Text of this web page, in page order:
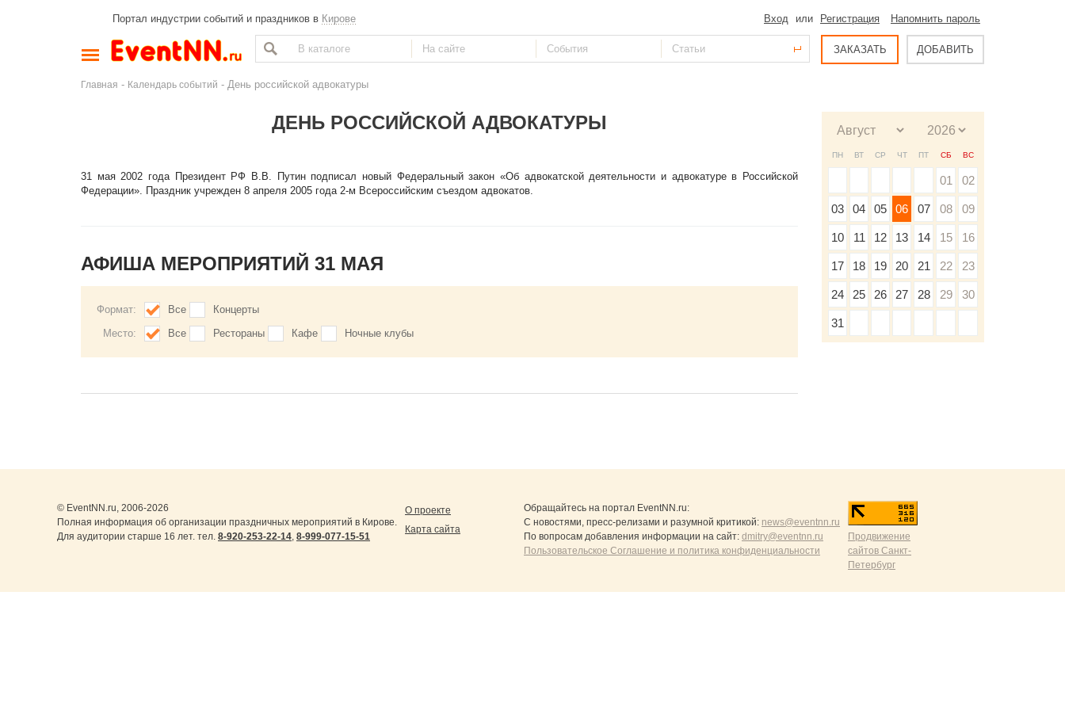
Портал индустрии событий и праздников в Кирове Вход или Регистрация Напомнить пароль
ЗАКАЗАТЬ ДОБАВИТЬ
Главная - Календарь событий - День российской адвокатуры
ДЕНЬ РОССИЙСКОЙ АДВОКАТУРЫ
31 мая 2002 года Президент РФ В.В. Путин подписал новый Федеральный закон «Об адвокатской деятельности и адвокатуре в Российской
Федерации». Праздник учрежден 8 апреля 2005 года 2-м Всероссийским съездом адвокатов.
АФИША МЕРОПРИЯТИЙ 31 МАЯ
Формат: Все
Концерты
Место:
Все Рестораны Кафе Ночные клубы
ПН ВТ СР ЧТ ПТ СБ ВС
01 02
03 04 05 06 07 08 09
10 11 12 13 14 15 16
17 18 19 20 21 22 23
24 25 26 27 28 29 30
31
© EventNN.ru, 2006-2026
Полная информация об организации праздничных мероприятий в Кирове.
Для аудитории старше 16 лет. тел. 8-920-253-22-14, 8-999-077-15-51
О проекте
Карта сайта
Обращайтесь на портал EventNN.ru:
С новостями, пресс-релизами и разумной критикой: news@eventnn.ru
По вопросам добавления информации на сайт: dmitry@eventnn.ru
Пользовательское Соглашение и политика конфиденциальности
Продвижение
сайтов Санкт-
Петербург